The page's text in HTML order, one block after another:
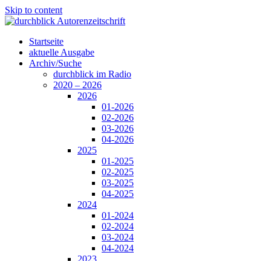
Skip to content
Startseite
aktuelle Ausgabe
Archiv/Suche
durchblick im Radio
2020 – 2026
2026
01-2026
02-2026
03-2026
04-2026
2025
01-2025
02-2025
03-2025
04-2025
2024
01-2024
02-2024
03-2024
04-2024
2023